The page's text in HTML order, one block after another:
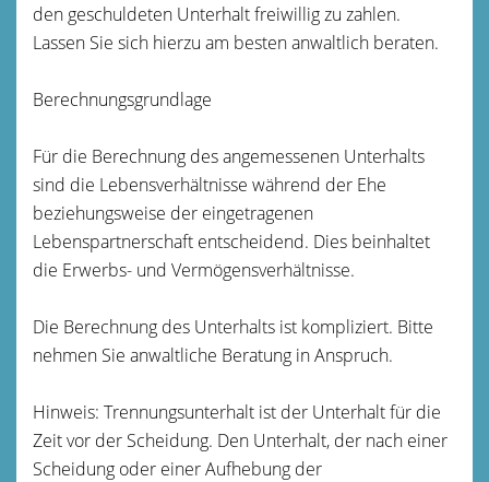
den geschuldeten Unterhalt freiwillig zu zahlen.
Lassen Sie sich hierzu am besten anwaltlich beraten.
Berechnungsgrundlage
Für die Berechnung des angemessenen Unterhalts
sind die Lebensverhältnisse während der Ehe
beziehungsweise der eingetragenen
Lebenspartnerschaft entscheidend. Dies beinhaltet
die Erwerbs- und Vermögensverhältnisse.
Die Berechnung des Unterhalts ist kompliziert. Bitte
nehmen Sie anwaltliche Beratung in Anspruch.
Hinweis: Trennungsunterhalt ist der Unterhalt für die
Zeit vor der Scheidung. Den Unterhalt, der nach einer
Scheidung oder einer Aufhebung der